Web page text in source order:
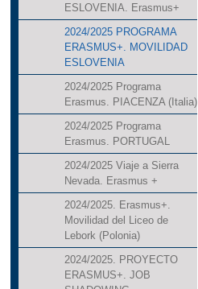
ESLOVENIA. Erasmus+
2024/2025 PROGRAMA
ERASMUS+. MOVILIDAD
ESLOVENIA
2024/2025 Programa
Erasmus. PIACENZA (Italia)
2024/2025 Programa
Erasmus. PORTUGAL
2024/2025 Viaje a Sierra
Nevada. Erasmus +
2024/2025. Erasmus+.
Movilidad del Liceo de
Lebork (Polonia)
2024/2025. PROYECTO
ERASMUS+. JOB